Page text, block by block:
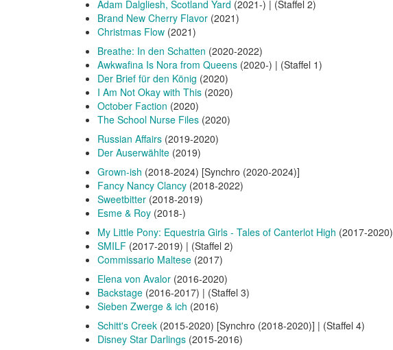
Adam Dalgliesh, Scotland Yard (2021-) | (Staffel 2)
Brand New Cherry Flavor (2021)
Christmas Flow (2021)
Breathe: In den Schatten (2020-2022)
Awkwafina Is Nora from Queens (2020-) | (Staffel 1)
Der Brief für den König (2020)
I Am Not Okay with This (2020)
October Faction (2020)
The School Nurse Files (2020)
Russian Affairs (2019-2020)
Der Auserwählte (2019)
Grown-ish (2018-2024) [Synchro (2020-2024)]
Fancy Nancy Clancy (2018-2022)
Sweetbitter (2018-2019)
Esme & Roy (2018-)
My Little Pony: Equestria Girls - Tales of Canterlot High (2017-2020)
SMILF (2017-2019) | (Staffel 2)
Commissario Maltese (2017)
Elena von Avalor (2016-2020)
Backstage (2016-2017) | (Staffel 3)
Sieben Zwerge & ich (2016)
Schitt's Creek (2015-2020) [Synchro (2018-2020)] | (Staffel 4)
Disney Star Darlings (2015-2016)